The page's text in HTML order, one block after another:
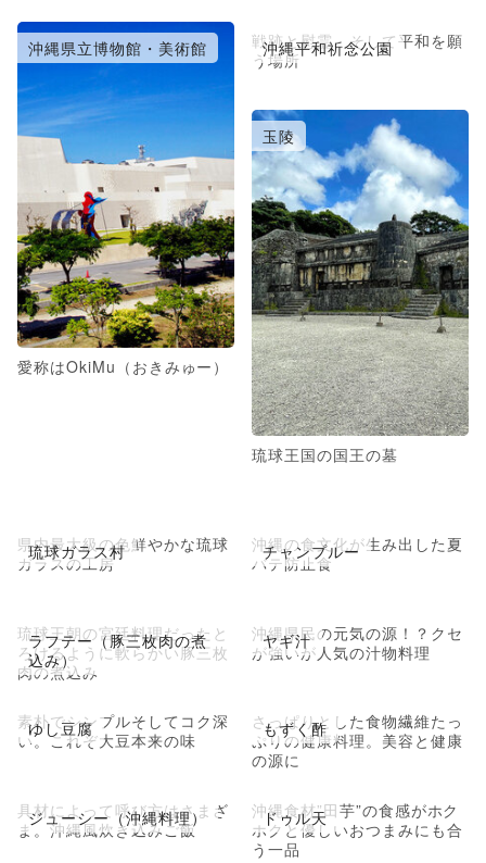
沖縄県立博物館・美術館
愛称はOkiMu（おきみゅー）
沖縄平和祈念公園
戦跡と慰霊、そして平和を願
う場所
玉陵
琉球王国の国王の墓
琉球ガラス村
県内最大級の色鮮やかな琉球
ガラスの工房
チャンプルー
沖縄の食文化が生み出した夏
バテ防止食
ラフテー（豚三枚肉の煮
込み）
琉球王朝の宮廷料理だったと
ろけるように軟らかい豚三枚
肉の煮込み
ヤギ汁
沖縄県民の元気の源！？クセ
が強いが人気の汁物料理
ゆし豆腐
素朴でシンプルそしてコク深
い。これぞ大豆本来の味
もずく酢
さっぱりとした食物繊維たっ
ぷりの健康料理。美容と健康
の源に
ジューシー（沖縄料理）
具材によって呼び方はさまざ
ま。沖縄風炊き込みご飯
ドゥル天
沖縄食材”田芋”の食感がホク
ホクと優しいおつまみにも合
う一品